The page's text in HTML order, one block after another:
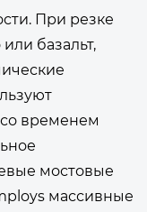
При резке
базальт,
временем
мостовые
массивные